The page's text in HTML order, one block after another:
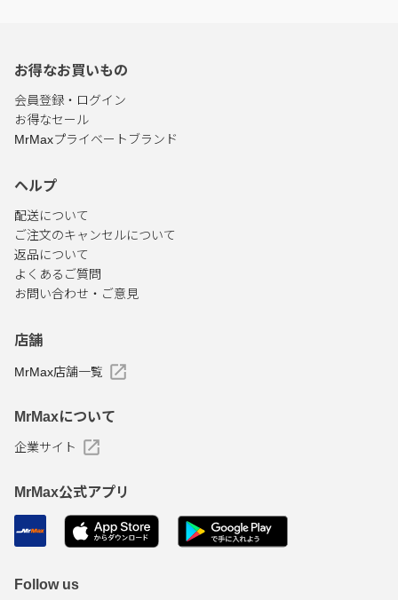
お得なお買いもの
会員登録・ログイン
お得なセール
MrMaxプライベートブランド
ヘルプ
配送について
ご注文のキャンセルについて
返品について
よくあるご質問
お問い合わせ・ご意見
店舗
MrMax店舗一覧
MrMaxについて
企業サイト
MrMax公式アプリ
Follow us